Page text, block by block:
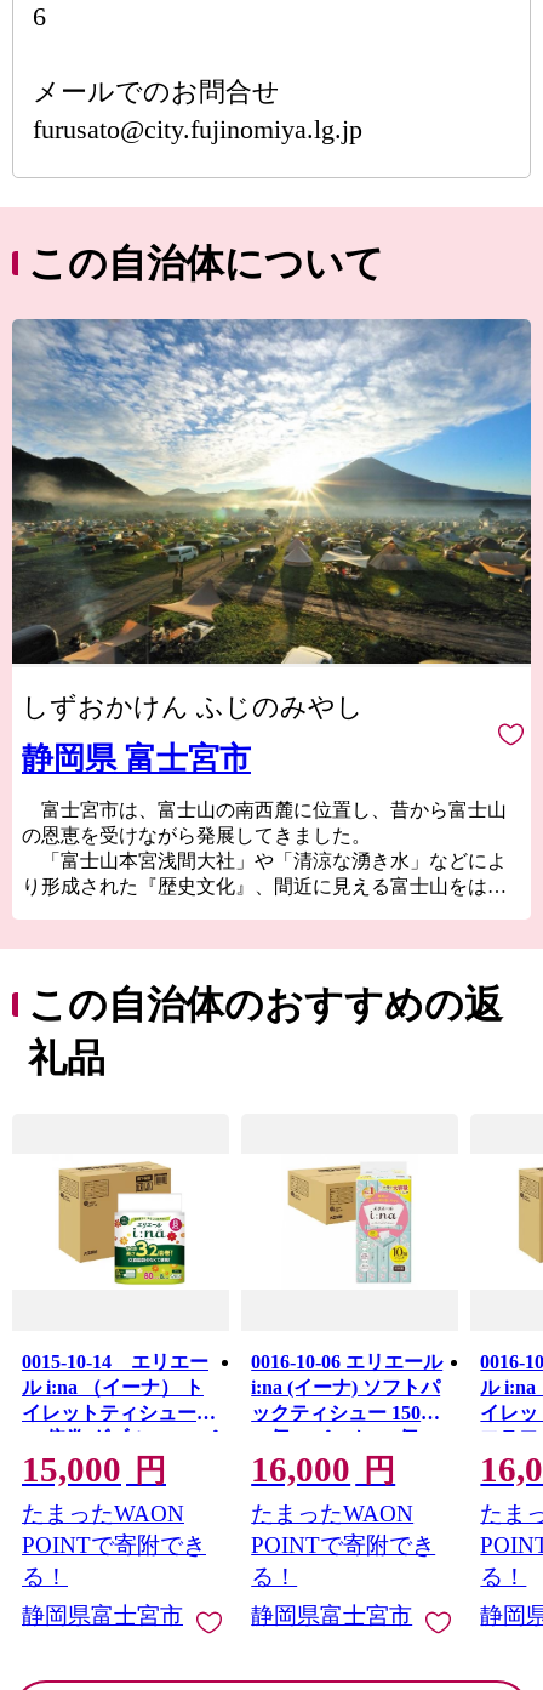
6
メールでのお問合せ
furusato@city.fujinomiya.lg.jp
この自治体について
しずおかけん ふじのみやし
静岡県 富士宮市
富士宮市は、富士山の南西麓に位置し、昔から富士山
の恩恵を受けながら発展してきました。
「富士山本宮浅間大社」や「清涼な湧き水」などによ
り形成された『歴史文化』、間近に見える富士山をはじ
食』など、様々な美しさに彩られたまちです。
様々なアウトドアアクティビティを楽しんだり、静岡
県富士山世界遺産センターや富士山本宮浅間大社などを
巡りながら、世界文化遺産「富士山」に想いを馳せた
この自治体のおすすめの返
礼品
0015-10-14 エリエー
ル i:na （イーナ） ト
イレットティシュー
3.2倍巻 ダブル 8R×4パ
ック 32個 【ハーフケ
ース】 80m 32ロール
ダブル トイレットペ
ーパー
15,000 円
たまったWAON
POINTで寄附でき
る！
静岡県富士宮市
0016-10-06 エリエール
i:na (イーナ) ソフトパ
ックティシュー 150組
10個×5パック (50個)
【ハーフケース】 ソ
フトパック ティッシ
ュペーパー
16,000 円
たまったWAON
POINTで寄附でき
る！
静岡県富士宮市
0016-
ル i:na
イレ
フラ
倍巻
ク 32
ス】
トイレ
たま
る！
静岡